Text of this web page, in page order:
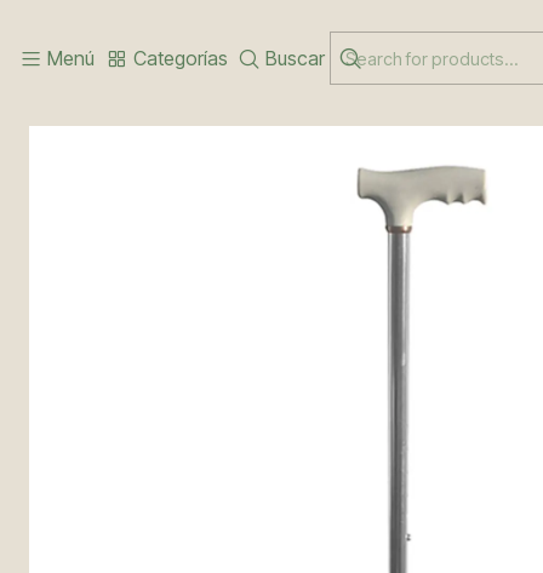
Menú Categorías Buscar
Inicio CUIDADO DEL PACIENTE BASTÓN